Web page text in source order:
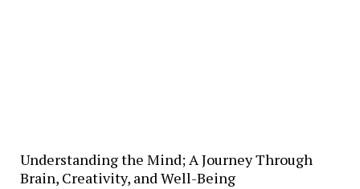
Understanding the Mind; A Journey Through
Brain, Creativity, and Well-Being